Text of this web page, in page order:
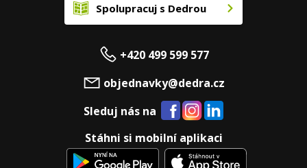
Spolupracuj s Dedrou
+420 499 599 577
objednavky@dedra.cz
Sleduj nás na
Stáhni si mobilní aplikaci